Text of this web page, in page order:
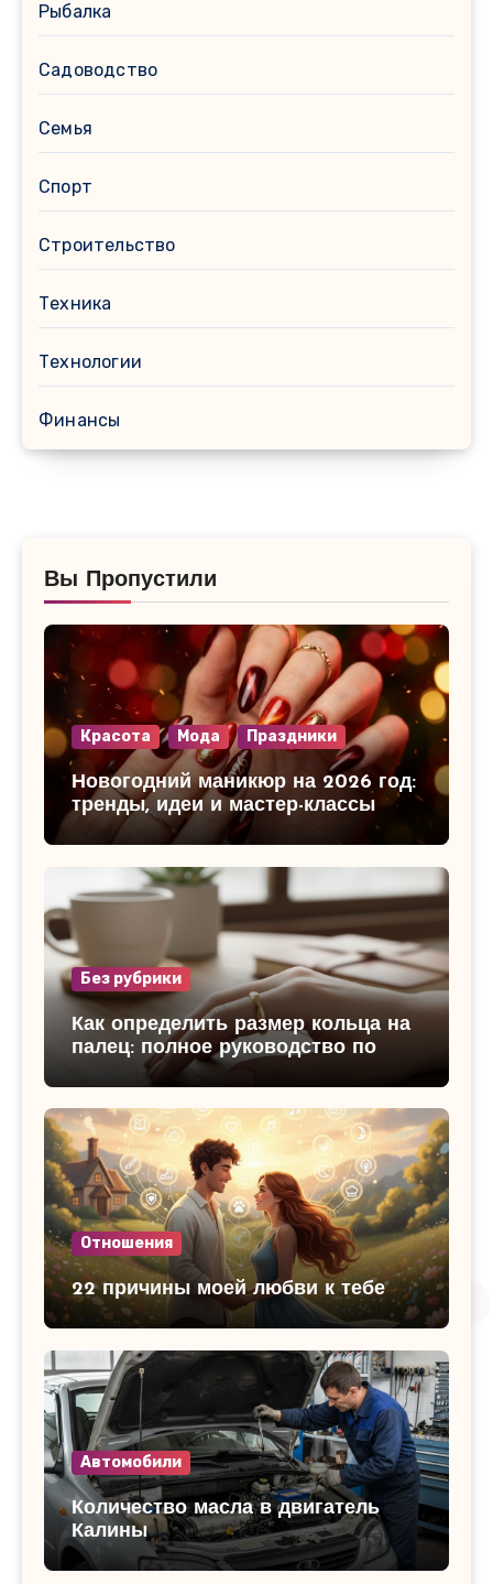
Рыбалка
Садоводство
Семья
Спорт
Строительство
Техника
Технологии
Финансы
Вы Пропустили
Красота Мода Праздники
Новогодний маникюр на 2026 год:
тренды, идеи и мастер-классы
Без рубрики
Как определить размер кольца на
палец: полное руководство по
измерению
Отношения
22 причины моей любви к тебе
Автомобили
Количество масла в двигатель
Калины